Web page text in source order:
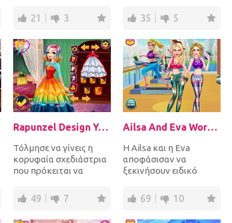
μόδας και τ...
21 3
όμορφο φθινοπωρ...
35 5
Rapunzel Design Your Rainbow Dress
Τόλμησε να γίνεις η
κορυφαία σχεδιάστρια
που πρόκειται να
πανέμορφο φόρεμα για
την...
49 7
Ailsa And Eva Workout Buddies
Η Ailsa και η Eva
αποφάσισαν να
ξεκινήσουν ειδικό
στο γυμναστήριο και
να ακολουθήσο...
69 10